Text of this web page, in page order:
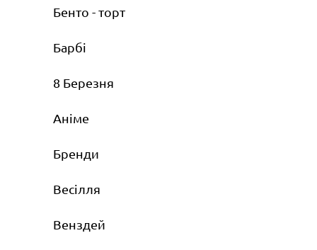
Бенто - торт
Барбі
8 Березня
Аніме
Бренди
Весілля
Венздей